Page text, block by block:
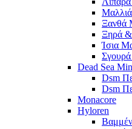
Ξανθά
Ξηρά
Ίσια
Dead Sea
Dsm
Dsm
Monacore
Hyloren